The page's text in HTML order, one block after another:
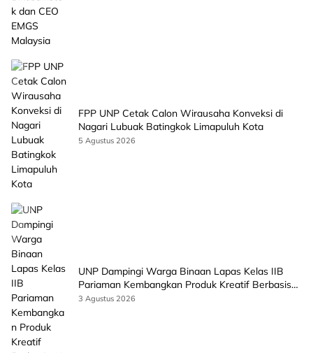
FPP UNP Cetak Calon Wirausaha Konveksi di
Nagari Lubuak Batingkok Limapuluh Kota
5 Agustus 2026
UNP Dampingi Warga Binaan Lapas Kelas IIB
Pariaman Kembangkan Produk Kreatif Berbasis
AI
3 Agustus 2026